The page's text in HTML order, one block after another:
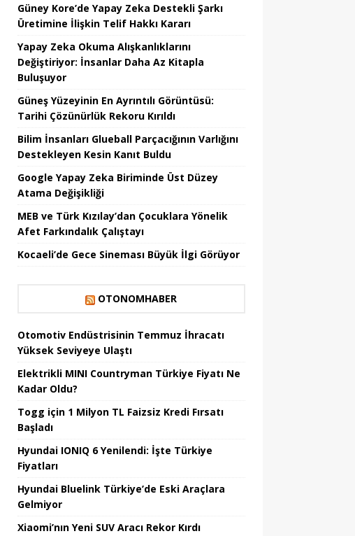
Güney Kore’de Yapay Zeka Destekli Şarkı
Üretimine İlişkin Telif Hakkı Kararı
Yapay Zeka Okuma Alışkanlıklarını
Değiştiriyor: İnsanlar Daha Az Kitapla
Buluşuyor
Güneş Yüzeyinin En Ayrıntılı Görüntüsü:
Tarihi Çözünürlük Rekoru Kırıldı
Bilim İnsanları Glueball Parçacığının Varlığını
Destekleyen Kesin Kanıt Buldu
Google Yapay Zeka Biriminde Üst Düzey
Atama Değişikliği
MEB ve Türk Kızılay’dan Çocuklara Yönelik
Afet Farkındalık Çalıştayı
Kocaeli’de Gece Sineması Büyük İlgi Görüyor
OTONOMHABER
Otomotiv Endüstrisinin Temmuz İhracatı
Yüksek Seviyeye Ulaştı
Elektrikli MINI Countryman Türkiye Fiyatı Ne
Kadar Oldu?
Togg için 1 Milyon TL Faizsiz Kredi Fırsatı
Başladı
Hyundai IONIQ 6 Yenilendi: İşte Türkiye
Fiyatları
Hyundai Bluelink Türkiye’de Eski Araçlara
Gelmiyor
Xiaomi’nın Yeni SUV Aracı Rekor Kırdı